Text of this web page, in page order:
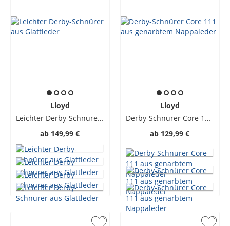
Lloyd
Leichter Derby-Schnürer aus Glattleder
ab 149,99 €
Lloyd
Derby-Schnürer Core 111 aus genarbtem Nappaleder
ab 129,99 €